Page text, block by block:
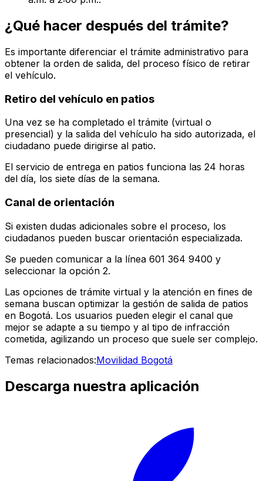
¿Qué hacer después del trámite?
Es importante diferenciar el trámite administrativo para
obtener la orden de salida, del proceso físico de retirar
el vehículo.
Retiro del vehículo en patios
Una vez se ha completado el trámite (virtual o
presencial) y la salida del vehículo ha sido autorizada, el
ciudadano puede dirigirse al patio.
El servicio de entrega en patios funciona las 24 horas
del día, los siete días de la semana.
Canal de orientación
Si existen dudas adicionales sobre el proceso, los
ciudadanos pueden buscar orientación especializada.
Se pueden comunicar a la línea 601 364 9400 y
seleccionar la opción 2.
Las opciones de trámite virtual y la atención en fines de
semana buscan optimizar la gestión de salida de patios
en Bogotá. Los usuarios pueden elegir el canal que
mejor se adapte a su tiempo y al tipo de infracción
cometida, agilizando un proceso que suele ser complejo.
Temas relacionados:Movilidad Bogotá
Descarga nuestra aplicación